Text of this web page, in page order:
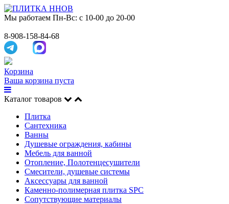
Мы работаем Пн-Вс: с 10-00 до 20-00
8-908-158-84-68
Корзина
Ваша корзина пуста
Каталог товаров
Плитка
Сантехника
Ванны
Душевые ограждения, кабины
Мебель для ванной
Отопление, Полотенцесушители
Смесители, душевые системы
Аксессуары для ванной
Каменно-полимерная плитка SPC
Сопутствующие материалы